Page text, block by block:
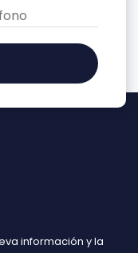
información y la